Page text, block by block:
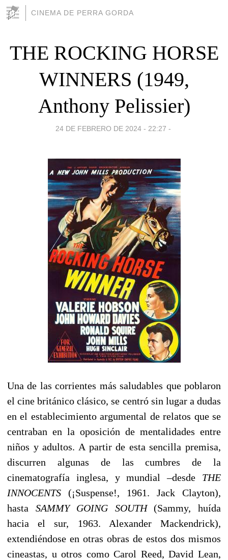
CINEMA DE PERRA GORDA
THE ROCKING HORSE
WINNERS (1949,
Anthony Pelissier)
24 DE FEBRERO DE 2024 - 22:27 -
Una de las corrientes más saludables que poblaron
el cine británico clásico, se centró sin lugar a dudas
en el establecimiento argumental de relatos que se
centraban en la oposición de mentalidades entre
niños y adultos. A partir de esta sencilla premisa,
discurren algunas de las cumbres de la
cinematografía inglesa, y mundial –desde THE
INNOCENTS (¡Suspense!, 1961. Jack Clayton),
hasta SAMMY GOING SOUTH(Sammy, huída
hacia el sur, 1963. Alexander Mackendrick),
extendiéndose en otras obras de estos dos mismos
cineastas, u otros como Carol Reed, David Lean,